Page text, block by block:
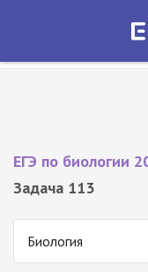
Экзамер
ЕГЭ по биологии
Задача 113
Биология